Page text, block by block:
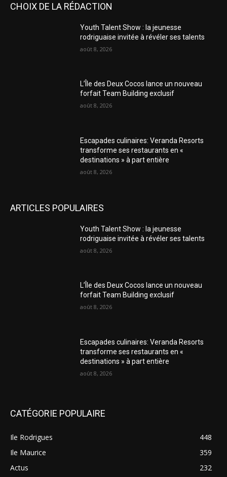
CHOIX DE LA RÉDACTION
Youth Talent Show : la jeunesse
rodriguaise invitée à révéler ses talents
août 8, 2026
L’Île des Deux Cocos lance un nouveau
forfait Team Building exclusif
août 8, 2026
Escapades culinaires: Veranda Resorts
transforme ses restaurants en «
destinations » à part entière
août 8, 2026
ARTICLES POPULAIRES
Youth Talent Show : la jeunesse
rodriguaise invitée à révéler ses talents
août 8, 2026
L’Île des Deux Cocos lance un nouveau
forfait Team Building exclusif
août 8, 2026
Escapades culinaires: Veranda Resorts
transforme ses restaurants en «
destinations » à part entière
août 8, 2026
CATÉGORIE POPULAIRE
Ile Rodrigues
448
Ile Maurice
359
Actus
232